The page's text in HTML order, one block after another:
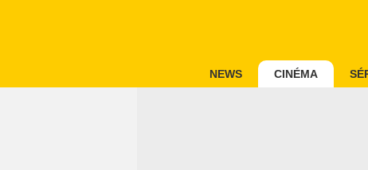
NEWS CINÉMA